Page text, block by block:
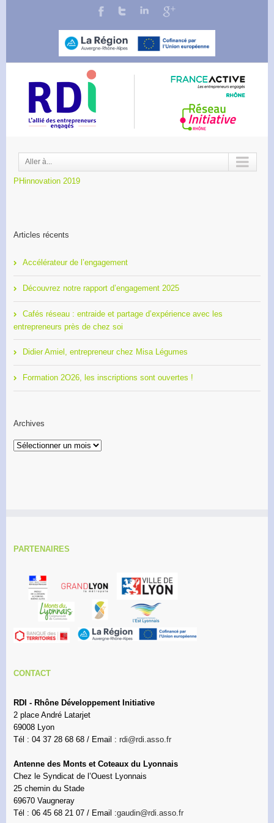
Aller à...
PHinnovation 2019
Articles récents
Accélérateur de l’engagement
Découvrez notre rapport d’engagement 2025
Cafés réseau : entraide et partage d’expérience avec les
entrepreneurs près de chez soi
Didier Amiel, entrepreneur chez Misa Légumes
Formation 2O26, les inscriptions sont ouvertes !
Archives
Archives
PARTENAIRES
CONTACT
RDI - Rhône Développement Initiative
2 place André Latarjet
69008 Lyon
Tél : 04 37 28 68 68 / Email : rdi@rdi.asso.fr
Antenne des Monts et Coteaux du Lyonnais
Chez le Syndicat de l’Ouest Lyonnais
25 chemin du Stade
69670 Vaugneray
Tél : 06 45 68 21 07 / Email :gaudin@rdi.asso.fr